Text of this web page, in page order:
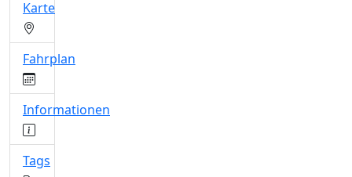
Karte
Fahrplan
Informationen
Tags